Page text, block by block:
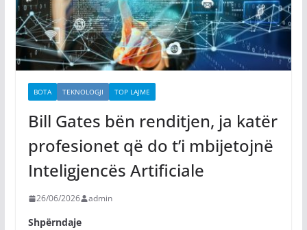
BOTA TEKNOLOGJI TOP LAJME
Bill Gates bën renditjen, ja katër
profesionet që do t’i mbijetojnë
Inteligjencës Artificiale
26/06/2026 admin
Shpërndaje